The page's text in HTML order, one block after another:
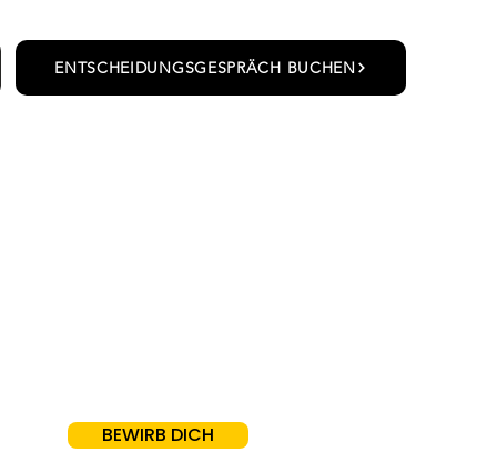
ENTSCHEIDUNGSGESPRÄCH BUCHEN
BEWIRB DICH